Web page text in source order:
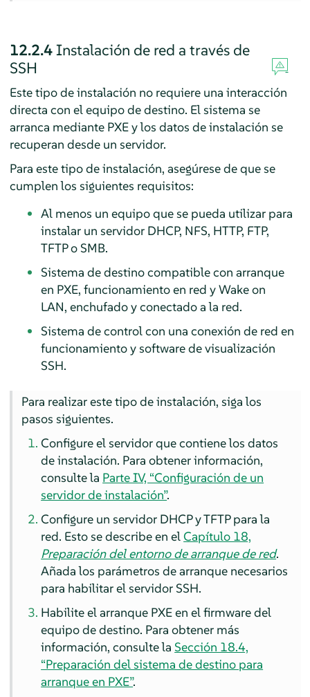
12.2.4Instalación de red a través de
SSH
Este tipo de instalación no requiere una interacción
directa con el equipo de destino. El sistema se
arranca mediante PXE y los datos de instalación se
recuperan desde un servidor.
Para este tipo de instalación, asegúrese de que se
cumplen los siguientes requisitos:
Al menos un equipo que se pueda utilizar para
instalar un servidor DHCP, NFS, HTTP, FTP,
TFTP o SMB.
Sistema de destino compatible con arranque
en PXE, funcionamiento en red y Wake on
LAN, enchufado y conectado a la red.
Sistema de control con una conexión de red en
funcionamiento y software de visualización
SSH.
Para realizar este tipo de instalación, siga los
pasos siguientes.
Configure el servidor que contiene los datos
de instalación. Para obtener información,
consulte la Parte IV, “Configuración de un
servidor de instalación”.
Configure un servidor DHCP y TFTP para la
red. Esto se describe en elCapítulo 18,
Preparación del entorno de arranque de red.
Añada los parámetros de arranque necesarios
para habilitar el servidor SSH.
Habilite el arranque PXE en el firmware del
equipo de destino. Para obtener más
información, consulte laSección 18.4,
“Preparación del sistema de destino para
arranque en PXE”.